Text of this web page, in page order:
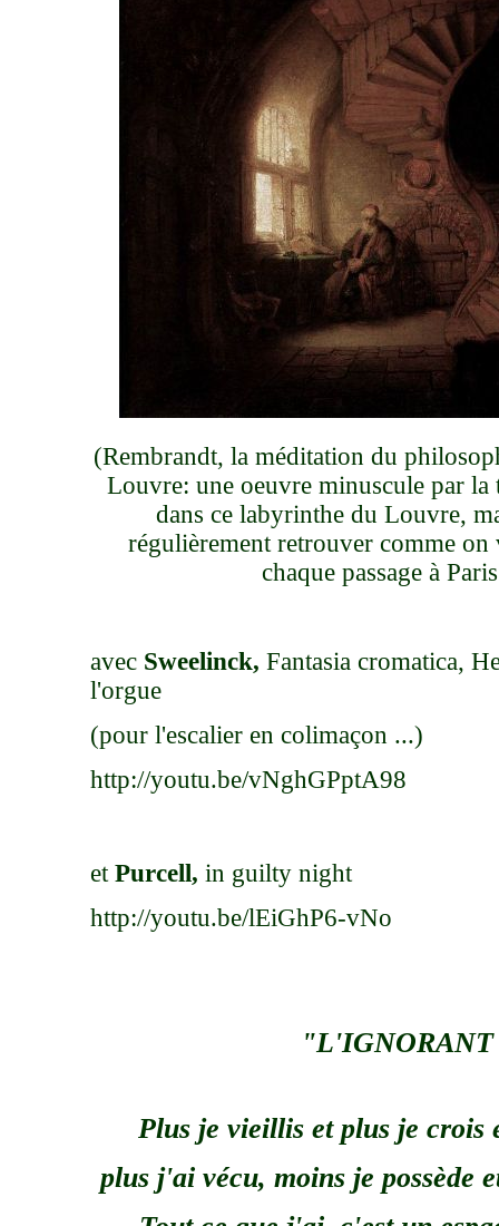
(Rembrandt, la méditation du
Louvre: une oeuvre minuscule par
dans ce labyrinthe du Louvre,
régulièrement retrouver comme on
chaque passage à
avec Sweelinck, Fantasia cromatica,
l'orgue
(pour l'escalier en colimaçon ...)
http://youtu.be/vNghGPptA98
et Purcell, in guilty night
http://youtu.be/lEiGhP6-vNo
"L'IGNORANT
Plus je vieillis et plus je crois
plus j'ai vécu, moins je possède